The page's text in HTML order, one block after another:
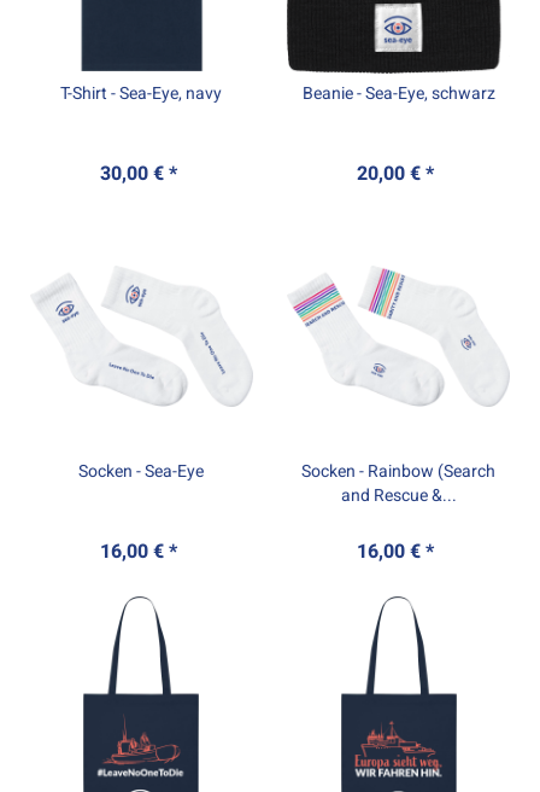
T-Shirt - Sea-Eye, navy
30,00 € *
Beanie - Sea-Eye, schwarz
20,00 € *
Socken - Sea-Eye
16,00 € *
Socken - Rainbow (Search
and Rescue &...
16,00 € *